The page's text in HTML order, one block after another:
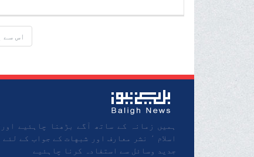
اس سے
ہمیں زمانہ کے ساتھ آگے بڑھنا چاہئیے
اسلام ٬ نشر معارف اور شبهات کے جواب کے
جدید وسائل سے استفادہ کرنا چاہئیے